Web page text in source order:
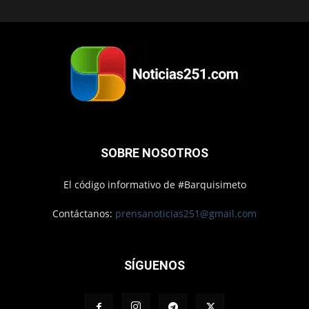
SOBRE NOSOTROS
El código informativo de #Barquisimeto
Contáctanos: prensanoticias251@gmail.com
SÍGUENOS